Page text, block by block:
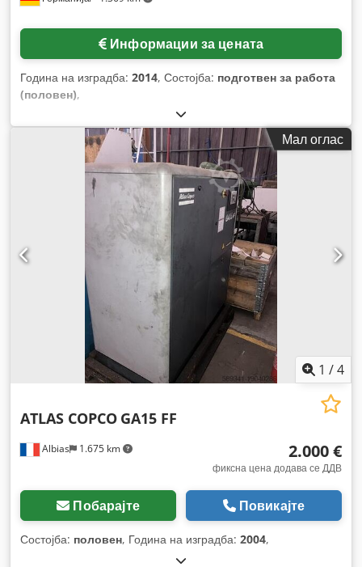
Информации за цената
Година на изградба: 2014, Состојба: подготвен за работа
(половен),
Мал оглас
1 /4
Albias 1.675 km
ATLAS COPCO GA15 FF
2.000 €
фиксна цена додава се ДДВ
Побарајте Повикајте
Состојба: половен, Година на изградба: 2004,